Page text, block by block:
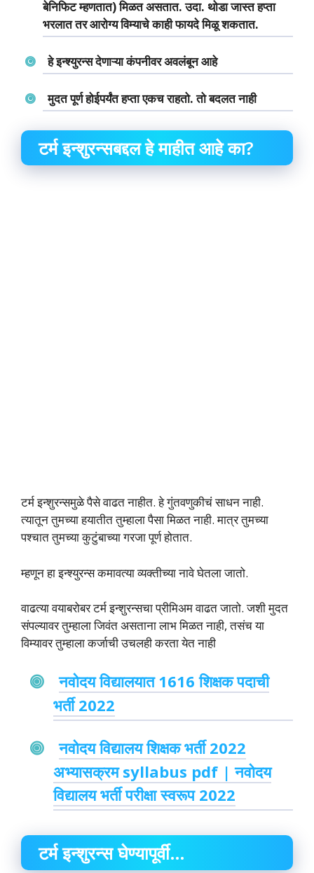
बेनिफिट म्हणतात) मिळत असतात. उदा. थोडा जास्त हप्ता
भरलात तर आरोग्य विम्याचे काही फायदे मिळू शकतात.
हे इन्श्युरन्स देणाऱ्या कंपनीवर अवलंबून आहे
मुदत पूर्ण होईपर्यंत हप्ता एकच राहतो. तो बदलत नाही
टर्म इन्शुरन्सबद्दल हे माहीत आहे का?
टर्म इन्शुरन्समुळे पैसे वाढत नाहीत. हे गुंतवणुकीचं साधन नाही.
त्यातून तुमच्या हयातीत तुम्हाला पैसा मिळत नाही. मात्र तुमच्या
पश्चात तुमच्या कुटुंबाच्या गरजा पूर्ण होतात.
म्हणून हा इन्श्युरन्स कमावत्या व्यक्तीच्या नावे घेतला जातो.
वाढत्या वयाबरोबर टर्म इन्शुरन्सचा प्रीमिअम वाढत जातो. जशी मुदत
संपल्यावर तुम्हाला जिवंत असताना लाभ मिळत नाही, तसंच या
विम्यावर तुम्हाला कर्जाची उचलही करता येत नाही
नवोदय विद्यालयात 1616 शिक्षक पदाची
भर्ती 2022
नवोदय विद्यालय शिक्षक भर्ती 2022
अभ्यासक्रम syllabus pdf | नवोदय
विद्यालय भर्ती परीक्षा स्वरूप 2022
टर्म इन्शुरन्स घेण्यापूर्वी…